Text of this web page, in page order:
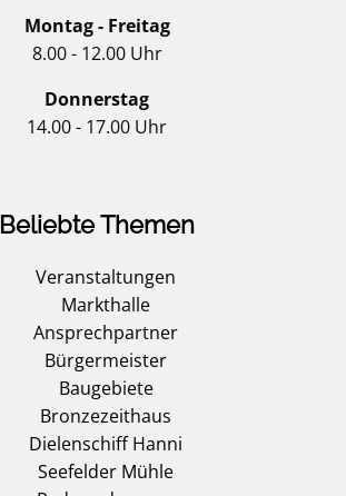
Montag - Freitag
8.00 - 12.00 Uhr
Donnerstag
14.00 - 17.00 Uhr
Beliebte Themen
Veranstaltungen
Markthalle
Ansprechpartner
Bürgermeister
Baugebiete
Bronzezeithaus
Dielenschiff Hanni
Seefelder Mühle